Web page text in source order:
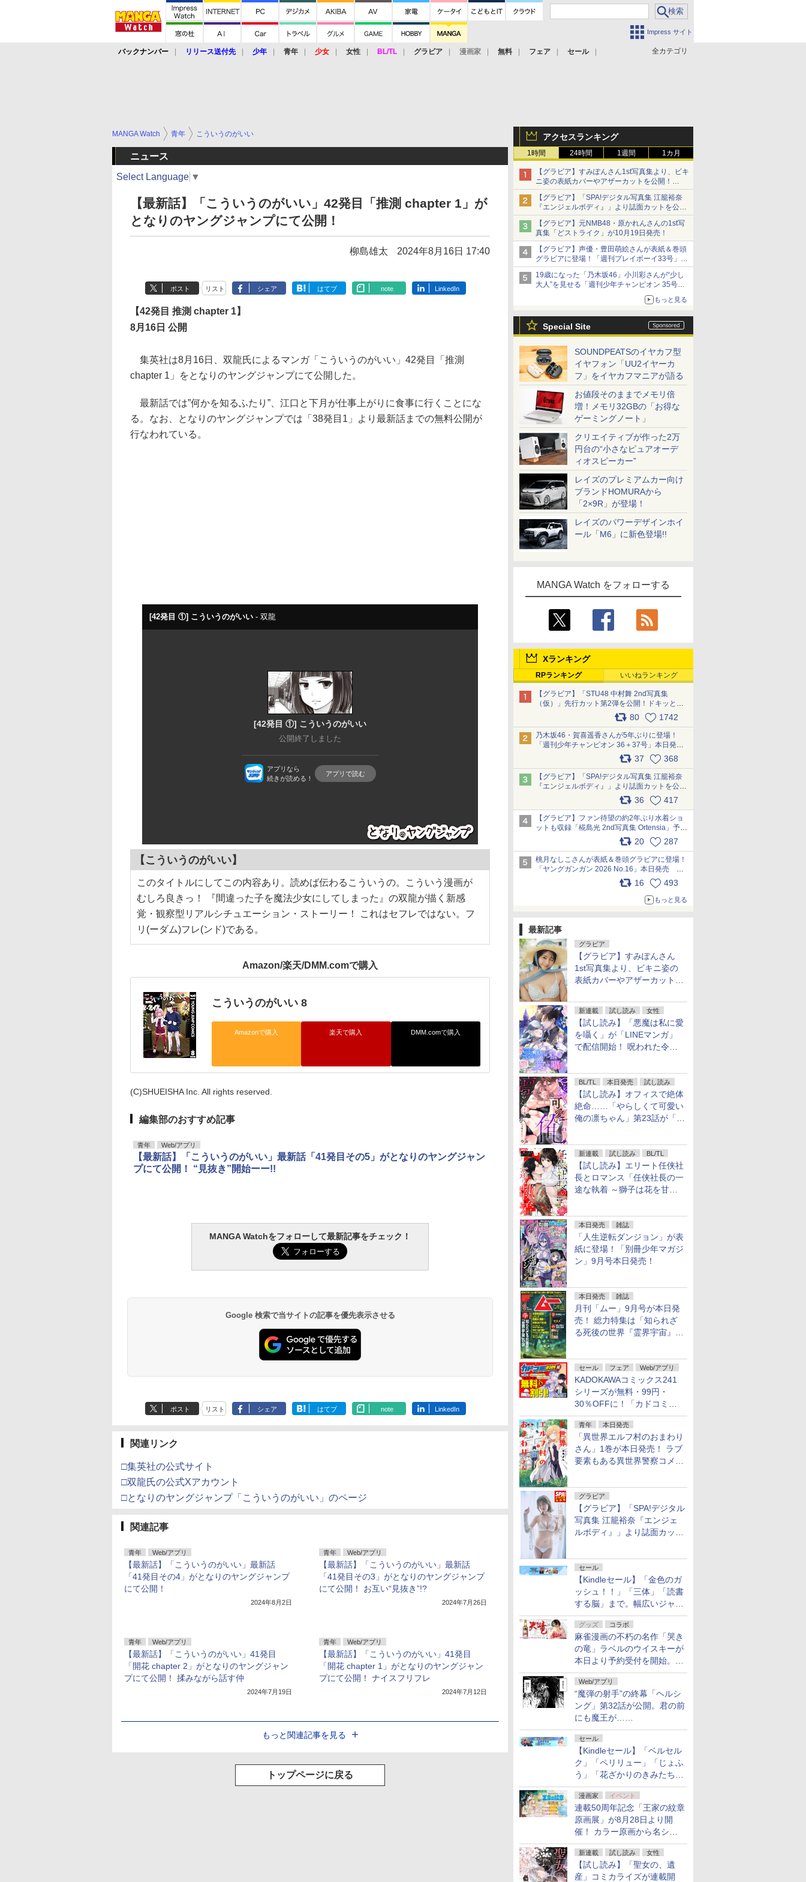
Impress サイト
全カテゴリ
バックナンバー リリース送付先 少年 青年 少女 女性 BL/TL グラビア 漫画家 無料 フェア セール
アクセスランキング
1時間 24時間 1週間 1カ月
【グラビア】すみぽんさん1st写真集より、ビキ
ニ姿の表紙カバーやアザーカットを公開！
タイトルは「offcourt（オフコート）」に決定
【グラビア】「SPA!デジタル写真集 江籠裕奈
『エンジェルボディ』」より誌面カットを公
開！
【グラビア】元NMB48・原かれんさんの1st写
真集「どストライク」が10月19日発売！
【グラビア】声優・豊田萌絵さんが表紙＆巻頭
グラビアに登場！「週刊プレイボーイ33号」本
日発売
19歳になった「乃木坂46」小川彩さんが“少し
大人”を見せる「週刊少年チャンピオン 35号」
もっと見る
Special Site
SOUNDPEATSのイヤカフ型
イヤフォン「UU2イヤーカ
フ」をイヤカフマニアが語る
お値段そのままでメモリ倍
増！メモリ32GBの「お得な
ゲーミングノート」
クリエイティブが作った2万
円台の“小さなピュアオーデ
ィオスピーカー”
レイズのプレミアムカー向け
ブランドHOMURAから
「2×9R」が登場！
レイズのパワーデザインホイ
ール「M6」に新色登場!!
MANGA Watch をフォローする
Xランキング
RPランキング いいねランキング
【グラビア】「STU48 中村舞 2nd写真集
（仮）」先行カット第2弾を公開！ドキッとす
るランジェリーカットなど新たな挑戦
80 1742
乃木坂46・賀喜遥香さんが5年ぶりに登場！
「週刊少年チャンピオン 36＋37号」本日発
売 pic.x.com/2Mo85ZlRvK
37 368
【グラビア】「SPA!デジタル写真集 江籠裕奈
『エンジェルボディ』」より誌面カットを公
開！ pic.x.com/Yl52UEMoko 36 417
【グラビア】ファン待望の約2年ぶり水着ショ
ットも収録「椛島光 2nd写真集 Ortensia」予約
20 287
桃月なしこさんが表紙＆巻頭グラビアに登場！
「ヤングガンガン 2026 No.16」本日発売
16 493
もっと見る
最新記事
グラビア
【グラビア】すみぽんさん
1st写真集より、ビキニ姿の
表紙カバーやアザーカットを
新連載 試し読み 女性
【試し読み】「悪魔は私に愛
を囁く」が「LINEマンガ」
で配信開始！ 呪われた令嬢×
BL/TL 本日発売 試し読み
【試し読み】オフィスで絶体
絶命……「やらしくて可愛い
俺の凛ちゃん」第23話が「コ
新連載 試し読み BL/TL
【試し読み】エリート任侠社
長とロマンス「任侠社長の一
途な執着 ～獅子は花を甘く
本日発売 雑誌
「人生逆転ダンジョン」が表
紙に登場！「別冊少年マガジ
ン」9月号本日発売！
本日発売 雑誌
月刊「ムー」9月号が本日発
売！ 総力特集は「知られざ
る死後の世界『霊界宇宙』の
セール フェア Web/アプリ
KADOKAWAコミックス241
シリーズが無料・99円・
30％OFFに！「カドコミフ
ェア 2026」第2弾が開催中！
青年 本日発売
「異世界エルフ村のおまわり
さん」1巻が本日発売！ ラブ
要素もある異世界警察コメデ
グラビア
【グラビア】「SPA!デジタル
写真集 江籠裕奈『エンジェ
ルボディ』」より誌面カット
セール
【Kindleセール】「金色のガ
ッシュ！！」「三体」「読書
する脳」まで。幅広いジャン
ルの電子書籍が最大65％オ
フ！「Kindle本サマーセー
ル」第2弾が開催中！
グッズ コラボ
麻雀漫画の不朽の名作「哭き
の竜」ラベルのウイスキーが
本日より予約受付を開始。8
月16日まで
Web/アプリ
“魔弾の射手”の終幕「ヘルシ
ング」第32話が公開。君の前
にも魔王が……
セール
【Kindleセール】「ベルセル
ク」「ペリリュー」「じょふ
う」「花ざかりのきみたち
へ」などが最大50％オフ！
「白泉社 夏の大割引セー
ル」が開催中！
漫画家 イベント
連載50周年記念「王家の紋章
原画展」が8月28日より開
催！ カラー原画から名シー
ンの原稿まで
新連載 試し読み 女性
【試し読み】「聖女の、遺
産」コミカライズが連載開
MANGA Watch 青年 こういうのがいい
ニュース
Select Language ▼
【最新話】「こういうのがいい」42発目「推測 chapter 1」が
となりのヤングジャンプにて公開！
柳島雄太 2024年8月16日 17:40
ポスト リスト シェア はてブ note LinkedIn
【42発目 推測 chapter 1】
8月16日 公開
集英社は8月16日、双龍氏によるマンガ「こういうのがいい」42発目「推測
chapter 1」をとなりのヤングジャンプにて公開した。
最新話では”何かを知るふたり”、江口と下月が仕事上がりに食事に行くことにな
る。なお、となりのヤングジャンプでは「38発目1」より最新話までの無料公開が
行なわれている。
【こういうのがいい】
このタイトルにしてこの内容あり。読めば伝わるこういうの。こういう漫画が
むしろ良きっ！ 『間違った子を魔法少女にしてしまった』の双龍が描く新感
覚・観察型リアルシチュエーション・ストーリー！ これはセフレではない。フ
リ(ーダム)フレ(ンド)である。
Amazon/楽天/DMM.comで購入
こういうのがいい 8
Amazonで購入 楽天で購入 DMM.comで購入
(C)SHUEISHA Inc. All rights reserved.
編集部のおすすめ記事
青年 Web/アプリ
【最新話】「こういうのがいい」最新話「41発目その5」がとなりのヤングジャン
プにて公開！ “見抜き”開始ーー!!
MANGA Watchをフォローして最新記事をチェック！
Google 検索で当サイトの記事を優先表示させる
ポスト リスト シェア はてブ note LinkedIn
関連リンク
□集英社の公式サイト
□双龍氏の公式Xアカウント
□となりのヤングジャンプ「こういうのがいい」のページ
関連記事
青年 Web/アプリ
【最新話】「こういうのがいい」最新話
「41発目その4」がとなりのヤングジャンプ
にて公開！
2024年8月2日
青年 Web/アプリ
【最新話】「こういうのがいい」最新話
「41発目その3」がとなりのヤングジャンプ
にて公開！ お互い“見抜き”!?
2024年7月26日
青年 Web/アプリ
【最新話】「こういうのがいい」41発目
「開花 chapter 2」がとなりのヤングジャン
プにて公開！ 揉みながら話す仲
2024年7月19日
青年 Web/アプリ
【最新話】「こういうのがいい」41発目
「開花 chapter 1」がとなりのヤングジャン
プにて公開！ ナイスフリフレ
2024年7月12日
もっと関連記事を見る
トップページに戻る